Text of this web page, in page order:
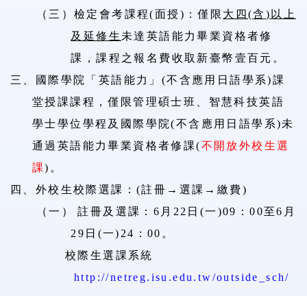
（三） 檢定會考課程(面授 ) ：僅限 大四(含 ) 以上
及延修生 未達英語能力畢業資格者修
課，課程之報名費收取新臺幣壹百元。
三、
國際學院「英語能力」 (不含應用日語學系)課
堂授課課程，僅限管理碩士班、智慧科技英語
學士學位學程及國際學院(不含應用日語學系)未
通過英語能力畢業資格者修課(不開放外校生選
課) 。
四、 外校生校際選課：(註冊→選課→繳費)
（一）
註冊及選課： 6 月 22 日 (一 )09 ：00至6 月
29 日 (一)24 ：00 。
校際生選課系統
http://netreg.isu.edu.tw/outside_sch/